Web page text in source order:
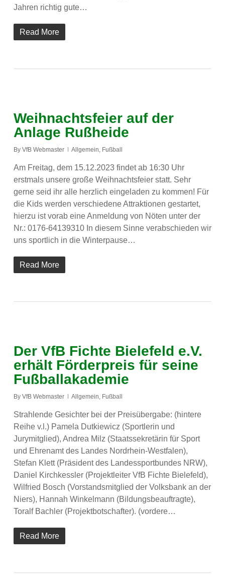
Jahren richtig gute…
Read More
Weihnachtsfeier auf der
Anlage Rußheide
By VfB Webmaster Allgemein, Fußball
Am Freitag, dem 15.12.2023 findet ab 16:30 Uhr
erstmals unsere große Weihnachtsfeier statt. Sehr
gerne seid ihr alle herzlich eingeladen zu kommen! Für
die Kids werden verschiedene Attraktionen gestartet,
hierzu ist vorab eine Anmeldung von Nöten unter der
Nr.: 0176-64139310 In diesem Sinne verabschieden wir
uns sportlich in die Winterpause…
Read More
Der VfB Fichte Bielefeld e.V.
erhält Förderpreis für seine
Fußballakademie
By VfB Webmaster Allgemein, Fußball
Strahlende Gesichter bei der Preisübergabe: (hintere
Reihe v.l.) Pamela Dutkiewicz (Sportlerin und
Jurymitglied), Andrea Milz (Staatssekretärin für Sport
und Ehrenamt des Landes Nordrhein-Westfalen),
Stefan Klett (Präsident des Landessportbundes NRW),
Daniel Kirchkessler (Projektleiter VfB Fichte Bielefeld),
Wilfried Bosch (Vorstandsmitglied der Volksbank an der
Niers), Hannah Winkelmann (Bildungsbeauftragte),
Toralf Bachler (Projektbotschafter). (vordere…
Read More